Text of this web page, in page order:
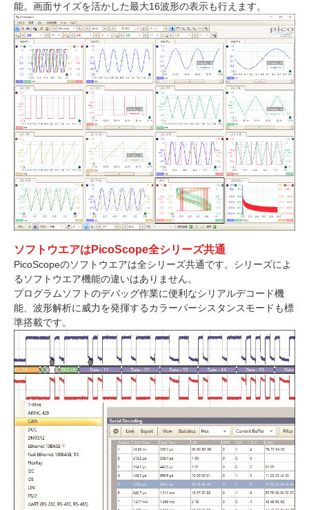
能。画面サイズを活かした最大16波形の表示も行えます。
ソフトウエアはPicoScope全シリーズ共通
PicoScopeのソフトウエアは全シリーズ共通です。シリーズによ
るソフトウエア機能の違いはありません。
プログラムソフトのデバッグ作業に便利なシリアルデコード機
能、波形解析に威力を発揮するカラーパーシスタンスモードも標
準搭載です。